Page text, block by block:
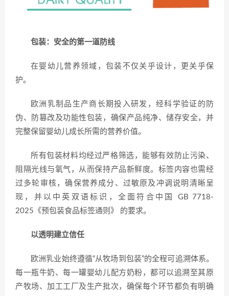
包装：安全的第一道防线
在婴幼儿营养领域，包装不仅关乎设计，更关乎保
护。
欧洲乳制品生产商长期投入研发，经科学验证的防
伪、防篡改及功能性包装，确保产品纯净、储存安全，并
完整保留婴幼儿成长所需的营养价值。
所有包装材料均经过严格筛选，能够有效防止污染、
阻隔光线与氧气，从而保持产品新鲜度。标签内容也需经
过多轮审核，确保营养成分、过敏原及冲调说明清晰呈
现，并以中英双语标识，全面符合中国 GB 7718-
2025《预包装食品标签通则》 的要求。
以透明建立信任
欧洲乳业始终遵循“从牧场到包装”的全程可追溯体系。
每一瓶牛奶、每一罐婴幼儿配方奶粉，都可以追溯至其原
产牧场、加工工厂及生产批次，确保每个环节都负有明确